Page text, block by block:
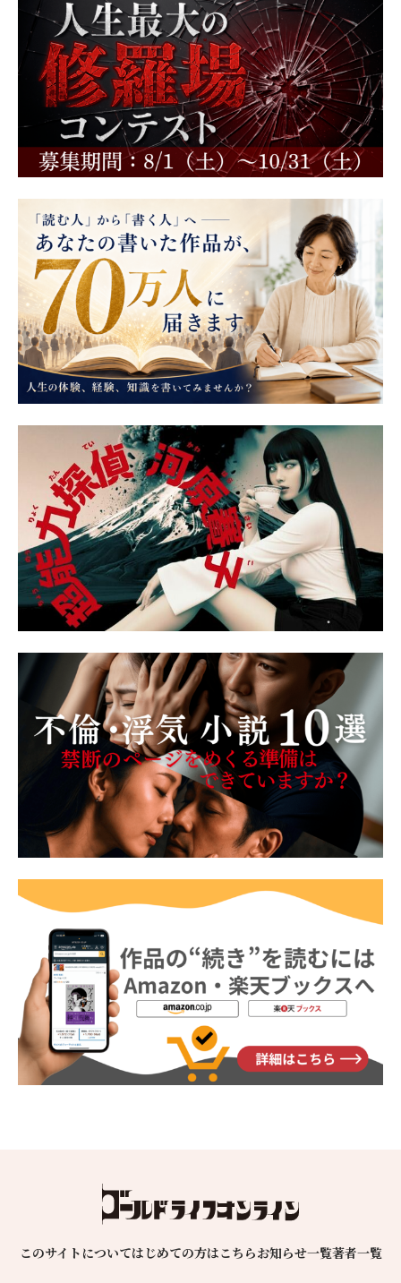
このサイトについてはじめての方はこちらお知らせ一覧著者一覧